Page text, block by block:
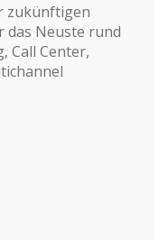
zukünftigen
das Neuste rund
Call Center,